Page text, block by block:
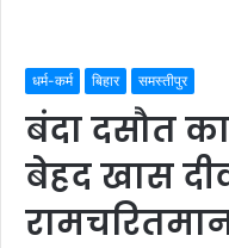
धर्म-कर्म बिहार समस्तीपुर
बंदा दसौत
बेहद खास